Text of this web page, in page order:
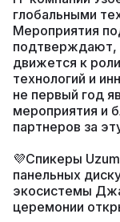
глобальными
Мероприятия
подтверждают,
движется к
технологий и
не первый год
мероприятия и
партнеров за
💜Спикеры
панельных
экосистемы
церемонии